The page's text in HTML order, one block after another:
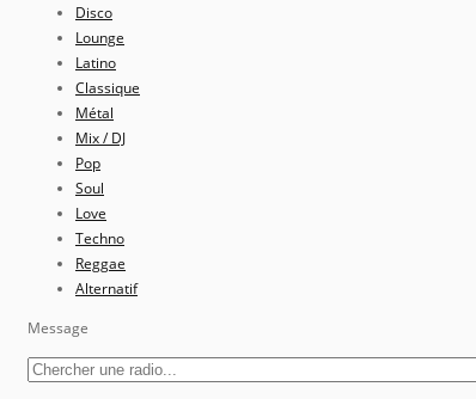
Disco
Lounge
Latino
Classique
Métal
Mix / DJ
Pop
Soul
Love
Techno
Reggae
Alternatif
Message